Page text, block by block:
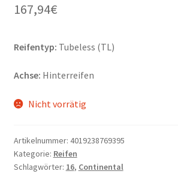
167,94€
Reifentyp: Tubeless (TL)
Achse: Hinterreifen
Nicht vorrätig
Artikelnummer: 4019238769395
Kategorie: Reifen
Schlagwörter: 16, Continental